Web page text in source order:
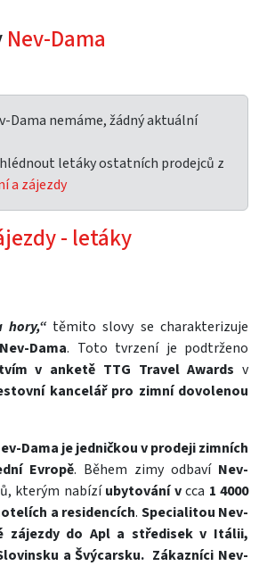
Nev-Dama
Dama nemáme, žádný aktuální
letáky ostatních prodejců z
a zájezdy
- letáky
hory,“těmito slovy se charakterizuje
Dama. Toto tvrzení je podtrženo
v anketě TTG Travel Awards v
kancelář pro zimní dovolenou
Dama je jedničkou v prodeji zimních
Evropě. Během zimy odbaví Nev-
kterým nabízíubytování vcca 1 4000
a residencích. Specialitou Nev-
zájezdy do Apl a středisek v Itálii,
a Švýcarsku. Zákazníci Nev-